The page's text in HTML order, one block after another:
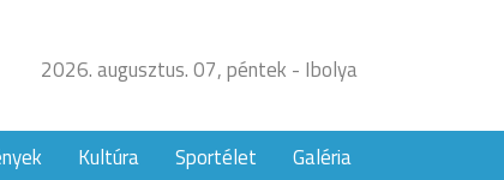
2026. augusztus. 07, péntek - Ibolya
Kultúra Sportélet Galéria